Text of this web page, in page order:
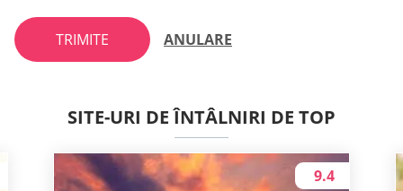
TRIMITE ANULARE
SITE-URI DE ÎNTÂLNIRI DE TOP
9.4